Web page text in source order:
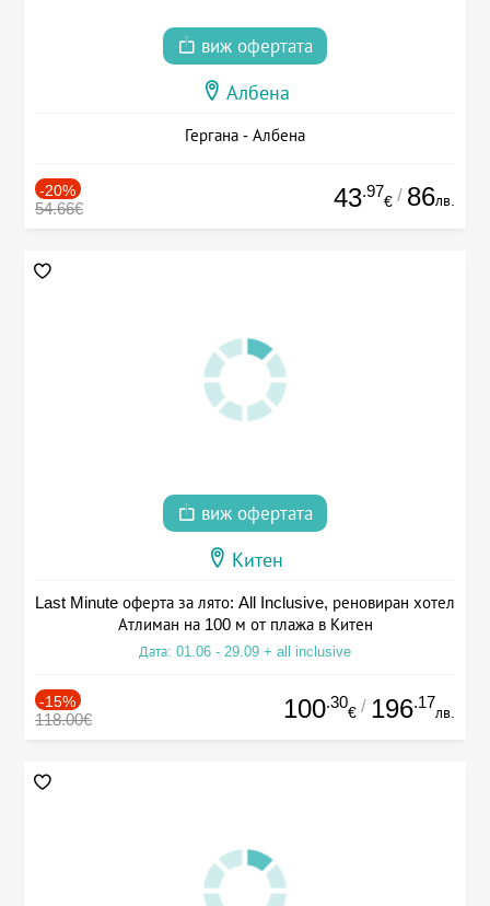
виж офертата
Албена
Гергана - Албена
-20%
54.66€ 43.97
€ / 86лв.
виж офертата
Китен
Last Minute оферта за лято: All Inclusive, реновиран хотел
Атлиман на 100 м от плажа в Китен
Дата: 01.06 - 29.09 + all inclusive
-15%
118.00€ 100.30
€ / 196.17
лв.